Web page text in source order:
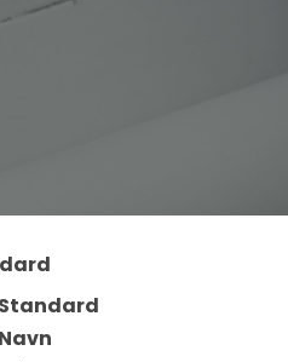
Standard
Navn